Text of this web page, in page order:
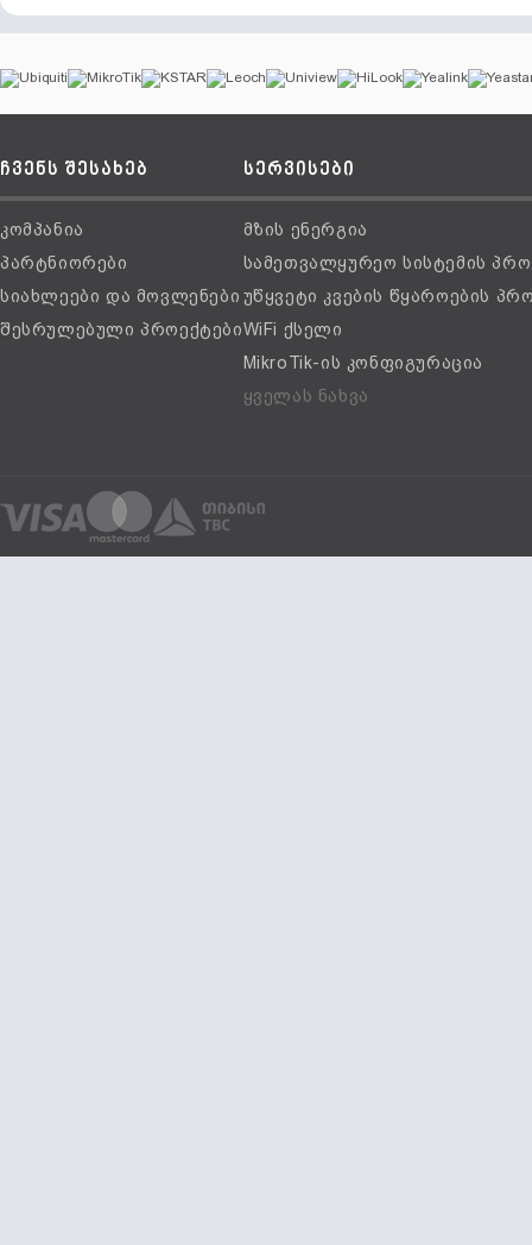
ჩვენს შესახებ
კომპანია
პარტნიორები
სიახლეები და მოვლენები
შესრულებული პროექტები
სერვისები
მზის ენერგია
სამეთვალყურეო სისტემის
უწყვეტი კვების წყაროების
WiFi ქსელი
MikroTik-ის კონფიგურაცია
ყველას ნახვა